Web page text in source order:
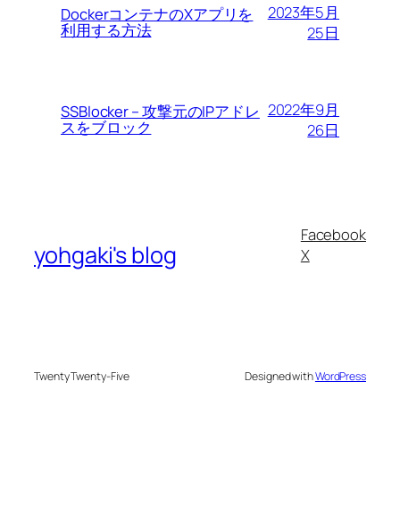
DockerコンテナのXアプリを
利用する方法
2023年5月
25日
SSBlocker – 攻撃元のIPアドレ
スをブロック
2022年9月
26日
yohgaki's blog
Facebook
X
Twenty Twenty-Five Designed withWordPress